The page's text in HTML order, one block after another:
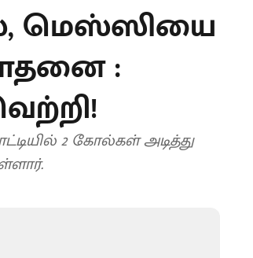
மெஸ்ஸியை
:
2 கோல்கள் அடித்து